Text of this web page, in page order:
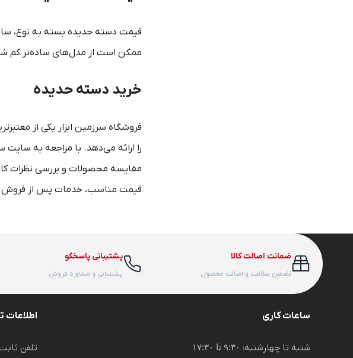
قیمت دسته حدیده بسته به نوع،
ممکن است از مدل‌های ساده‌تر کم
خرید دسته حدیده
فروشگاه سرزمین ابزار یکی از
را ارائه می‌دهد. با مراجعه به سایت
مقایسه محصولات و بررسی نظرات
قیمت مناسب، خدمات پس از فروش
ضمانت اصالت کالا
تضمین سلامت و اصالت محصول
پشتیبانی پاسخگو
پشتیبانی و مشاوره فروش
ساعات کاری
شنبه تا چهارشنبه: ۹:۳۰ تا ۱۷:۳۰
اطلاعات
تلفن